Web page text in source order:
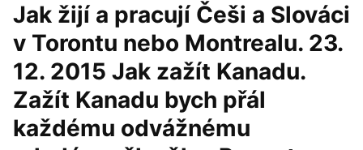
Jak žijí a pracují Češi a Slováci
v Torontu nebo Montrealu. 23.
12. 2015 Jak zažít Kanadu.
Zažít Kanadu bych přál
každému odvážnému